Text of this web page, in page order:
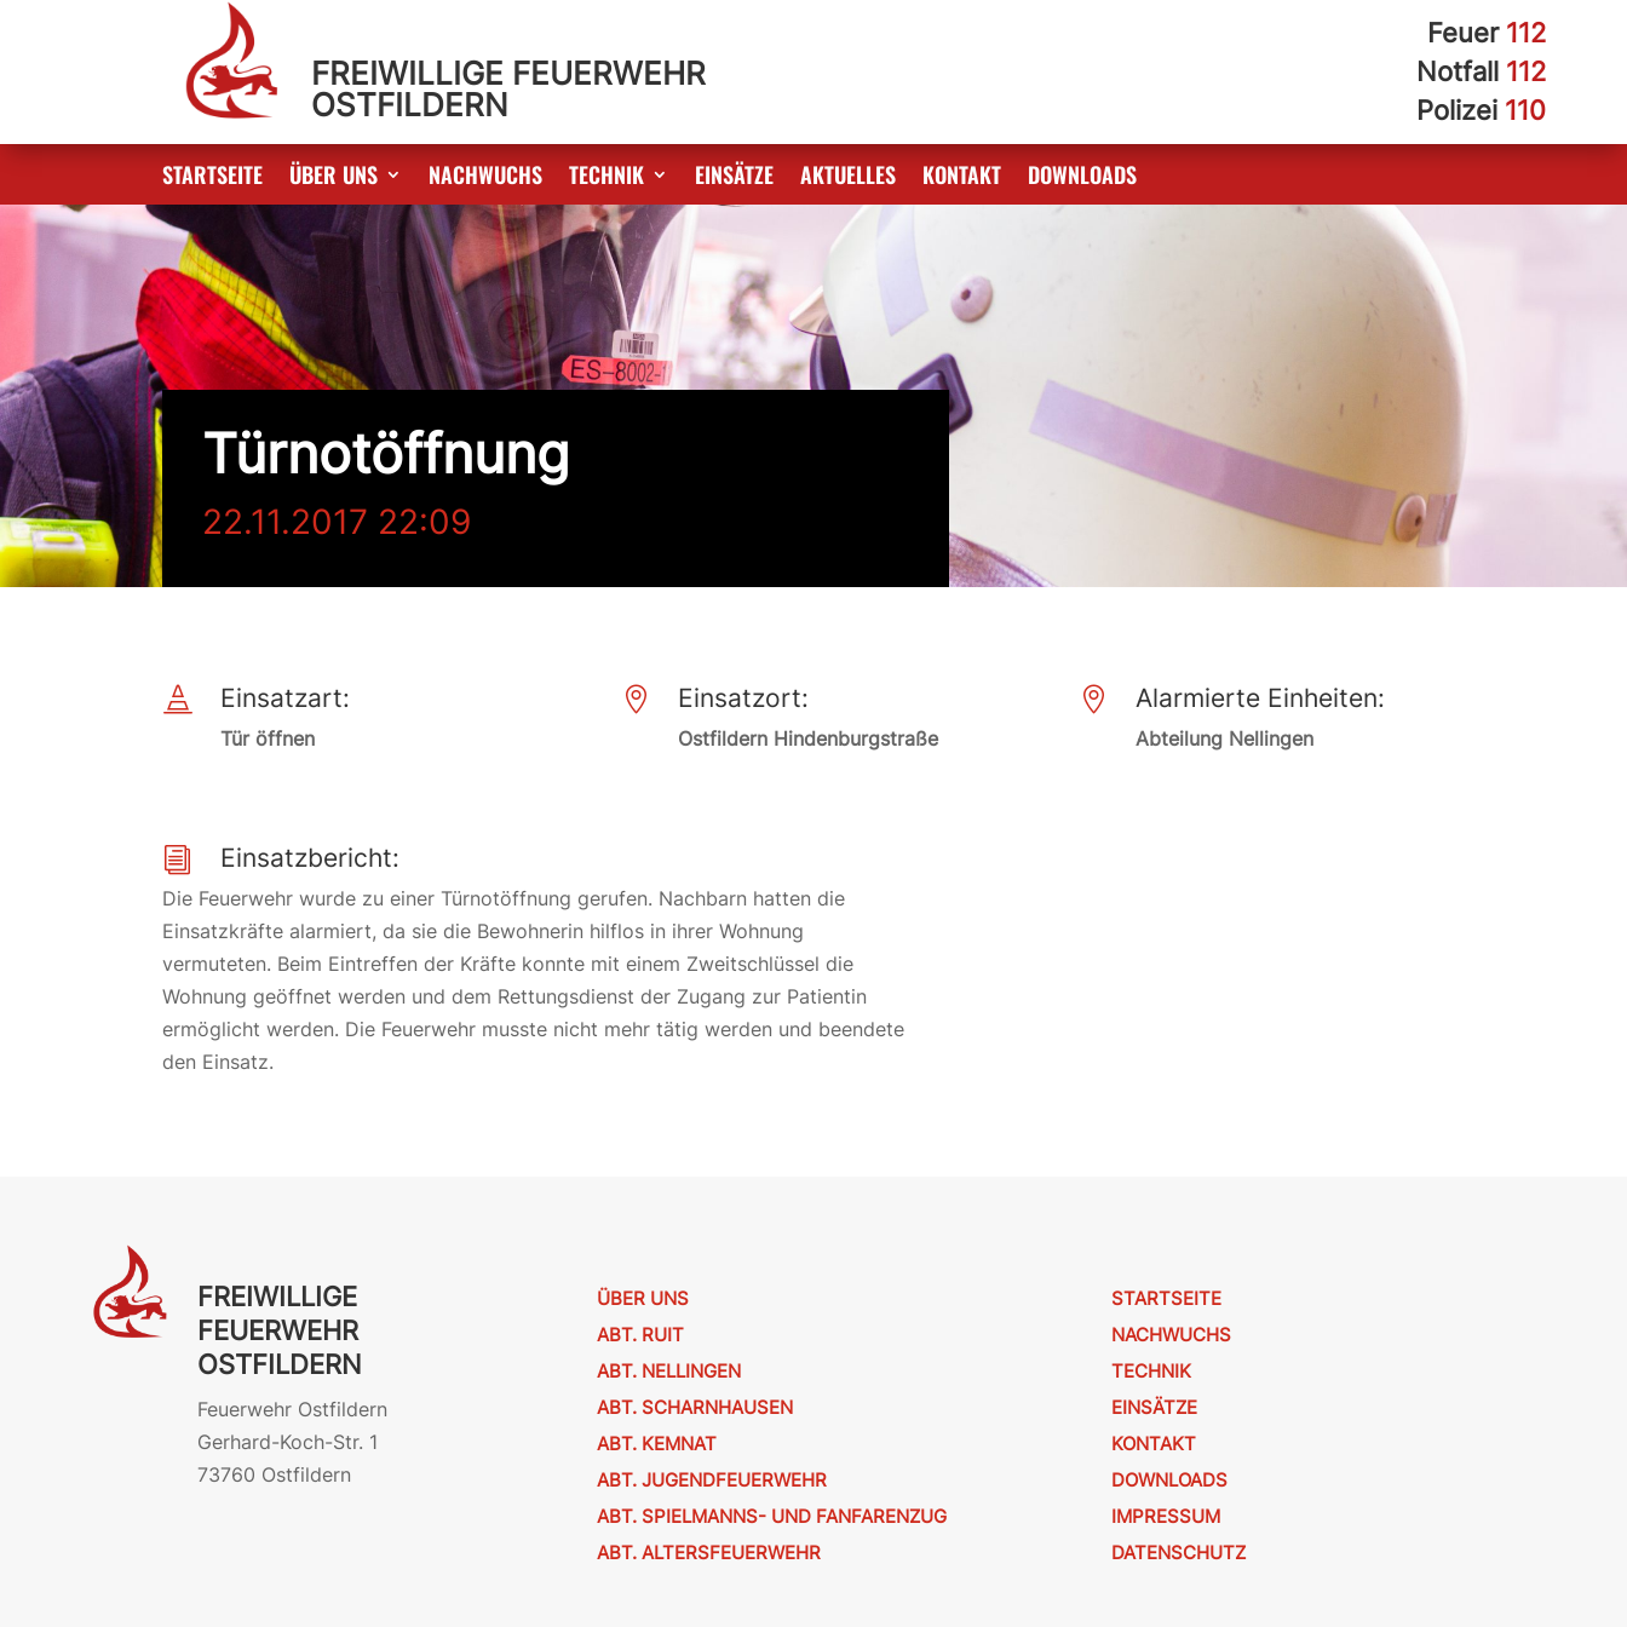
FREIWILLIGE FEUERWEHR
OSTFILDERN
Feuer 112
Notfall 112
Polizei 110
STARTSEITE ÜBER UNS NACHWUCHS TECHNIK EINSÄTZE AKTUELLES KONTAKT DOWNLOADS
Türnotöffnung
22.11.2017 22:09
 Einsatzart:
Tür öffnen
 Einsatzort:
Ostfildern Hindenburgstraße
 Alarmierte Einheiten:
Abteilung Nellingen
i Einsatzbericht:
Die Feuerwehr wurde zu einer Türnotöffnung gerufen. Nachbarn hatten die
Einsatzkräfte alarmiert, da sie die Bewohnerin hilflos in ihrer Wohnung
vermuteten. Beim Eintreffen der Kräfte konnte mit einem Zweitschlüssel die
Wohnung geöffnet werden und dem Rettungsdienst der Zugang zur Patientin
ermöglicht werden. Die Feuerwehr musste nicht mehr tätig werden und beendete
den Einsatz.
FREIWILLIGE
FEUERWEHR
OSTFILDERN
Feuerwehr Ostfildern
Gerhard-Koch-Str. 1
73760 Ostfildern
ÜBER UNS
ABT. RUIT
ABT. NELLINGEN
ABT. SCHARNHAUSEN
ABT. KEMNAT
ABT. JUGENDFEUERWEHR
ABT. SPIELMANNS- UND FANFARENZUG
ABT. ALTERSFEUERWEHR
STARTSEITE
NACHWUCHS
TECHNIK
EINSÄTZE
KONTAKT
DOWNLOADS
IMPRESSUM
DATENSCHUTZ